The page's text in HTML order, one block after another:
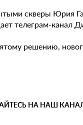
скверы Юрия
телеграм-канал
решению,
НА НАШ КАНАЛ